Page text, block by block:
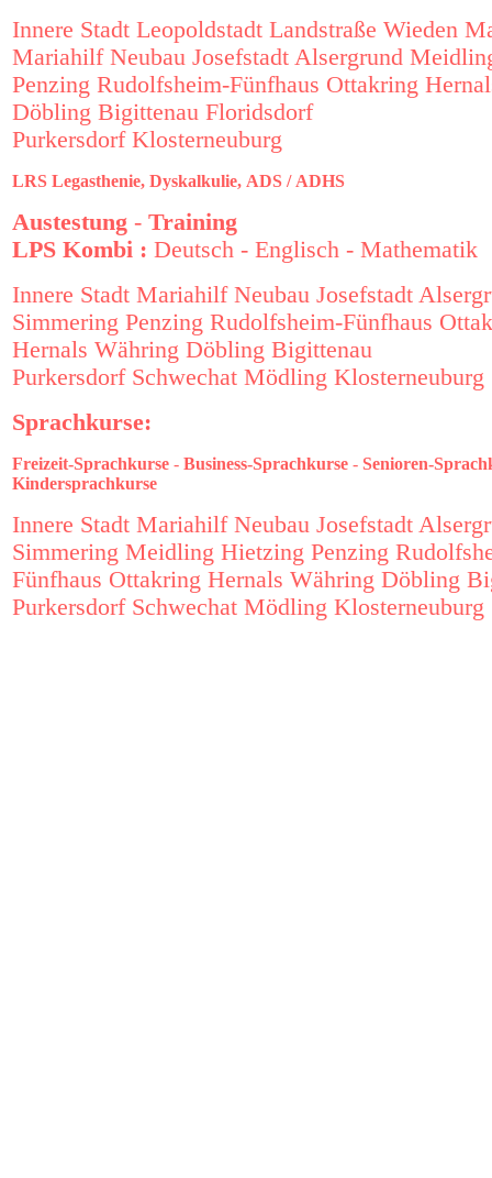
Innere Stadt Leopoldstadt Landstraße Wieden
Mariahilf Neubau Josefstadt Alsergrund
Penzing Rudolfsheim-Fünfhaus Ottakring
Döbling Bigittenau Floridsdorf
Purkersdorf Klosterneuburg
LRS Legasthenie, Dyskalkulie, ADS / ADHS
Austestung - Training
LPS Kombi : Deutsch - Englisch - Mathematik
Innere Stadt Mariahilf Neubau Josefstadt
Simmering Penzing Rudolfsheim-Fünfhaus
Hernals Währing Döbling Bigittenau
Purkersdorf Schwechat Mödling Klosterneuburg
Sprachkurse:
Freizeit-Sprachkurse - Business-Sprachkurse - Senioren-
Kindersprachkurse
Innere Stadt Mariahilf Neubau Josefstadt
Simmering Meidling Hietzing Penzing
Fünfhaus Ottakring Hernals Währing Döbling
Purkersdorf Schwechat Mödling Klosterneuburg